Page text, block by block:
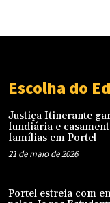
Escolha do
Justiça Itinerante
fundiária e
famílias em Portel
21 de maio de 2026
Portel estreia com